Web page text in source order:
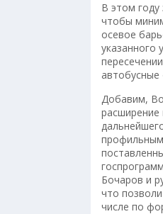
В этом году
чтобы
осевое
указанного
Добавим,
расширение
Бочаров и
что
числе по